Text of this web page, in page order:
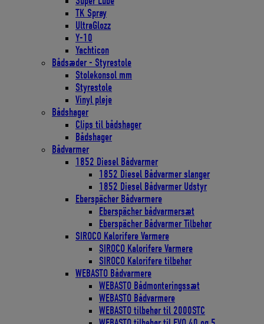
TK Spray
UltraGlozz
Y-10
Yachticon
Bådsæder - Styrestole
Stolekonsol mm
Styrestole
Vinyl pleje
Bådshager
Clips til bådshager
Bådshager
Bådvarmer
1852 Diesel Bådvarmer
1852 Diesel Bådvarmer slanger
1852 Diesel Bådvarmer Udstyr
Eberspächer Bådvarmere
Eberspächer bådvarmersæt
Eberspächer Bådvarmer Tilbehør
SIROCO Kalorifere Varmere
SIROCO Kalorifere Varmere
SIROCO Kalorifere tilbehør
WEBASTO Bådvarmere
WEBASTO Bådmonteringssæt
WEBASTO Bådvarmere
WEBASTO tilbehør til 2000STC